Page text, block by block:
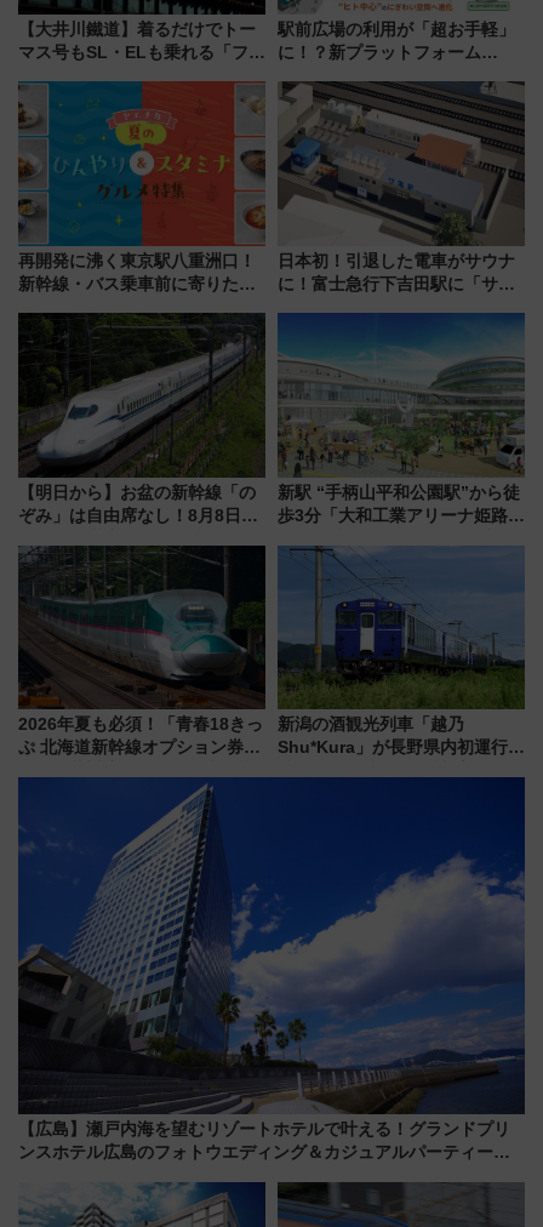
【大井川鐵道】着るだけでトー
マス号もSL・ELも乗れる「フリ
受注販売
駅前広場の利用が「超お手軽」
に！？新プラットフォーム
マホで簡単申請 物販や演奏会な
どに【JR東日本】
再開発に沸く東京駅八重洲口！
新幹線・バス乗車前に寄りたい
やり＆スタミナグルメ」6選【新
店舗も！】
日本初！引退した電車がサウナ
に！富士急行下吉田駅に「サ電
感じながら「ととのう」新感覚
【明日から】お盆の新幹線「の
ぞみ」は自由席なし！8月8日午
せば空きが見つかることも 混
雑避ける「空席」探しのコツ
新駅 “手柄山平和公園駅”から徒
歩3分「大和工業アリーナ姫路」
大相撲巡業など 豪華イベントと
アクセス
2026年夏も必須！「青春18きっ
ぷ 北海道新幹線オプション券」
新潟の酒観光列車「越乃
Shu*Kura」が長野県内初運行！
【広島】瀬戸内海を望むリゾートホテルで叶える！グランドプリ
ンスホテル広島のフォトウエディング＆カジュアルパーティープ